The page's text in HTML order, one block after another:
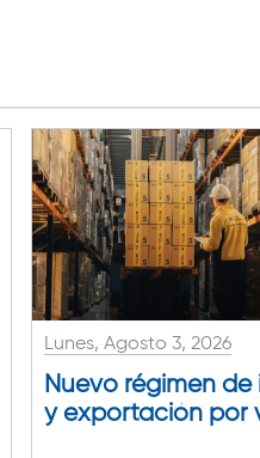
Lunes, Agosto 3, 2026
Nuevo régimen
y exportación por